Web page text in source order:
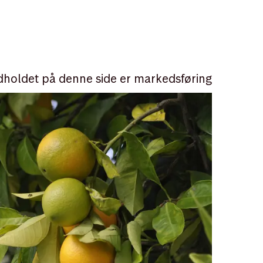
på denne side er markedsføring